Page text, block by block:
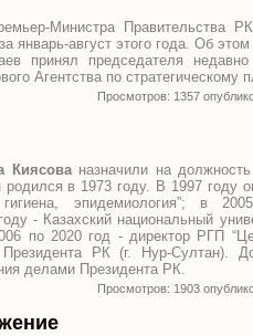
Министра Правительства
январь-август этого года. Об
принял председателя
Агентства по
Просмотров: 1357
Киясованазначили на должность
в 1973 году. В 1997 году
гигиена, эпидемиология”; в
- Казахский национальный
по 2020 год - директор РГП
РК (г. Нур-Султан).
делами Президента РК.
Просмотров: 1903